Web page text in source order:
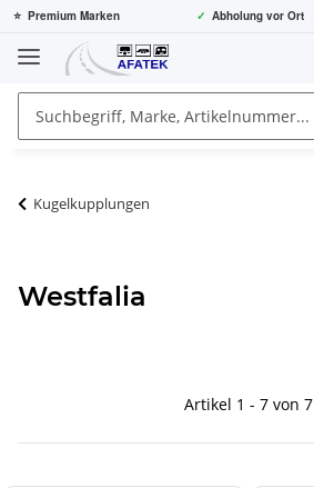
⭐ Premium Marken ✓ Abholung vor Ort
Kugelkupplungen
Westfalia
Artikel 1 - 7 von 7